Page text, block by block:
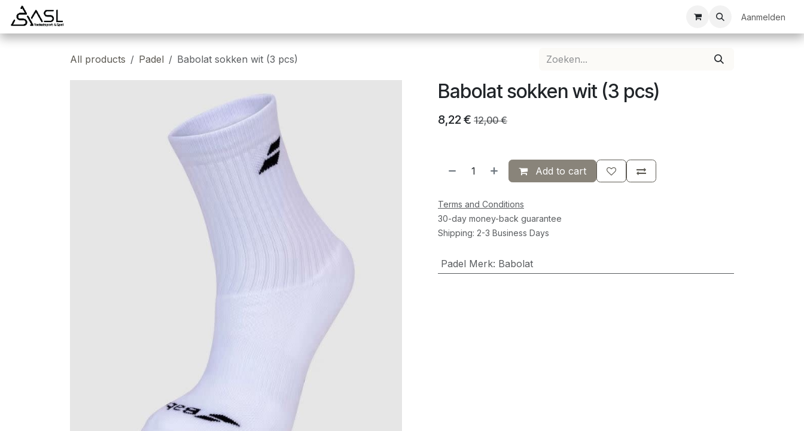
Overslaan naar inhoud
Bedrukkingen Clubkledij
Aanmelden
All products Padel Babolat sokken wit (3 pcs)
Babolat sokken wit (3 pcs)
8,22€ 12,00€
Add to cart
Terms and Conditions
30-day money-back guarantee
Shipping: 2-3 Business Days
Padel Merk: Babolat